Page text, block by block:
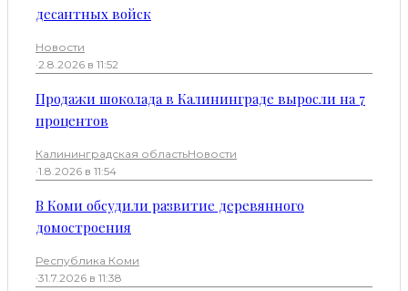
десантных войск
Новости
·2.8.2026 в 11:52
Продажи шоколада в Калининграде выросли на 7
процентов
Калининградская областьНовости
·1.8.2026 в 11:54
В Коми обсудили развитие деревянного
домостроения
Республика Коми
·31.7.2026 в 11:38